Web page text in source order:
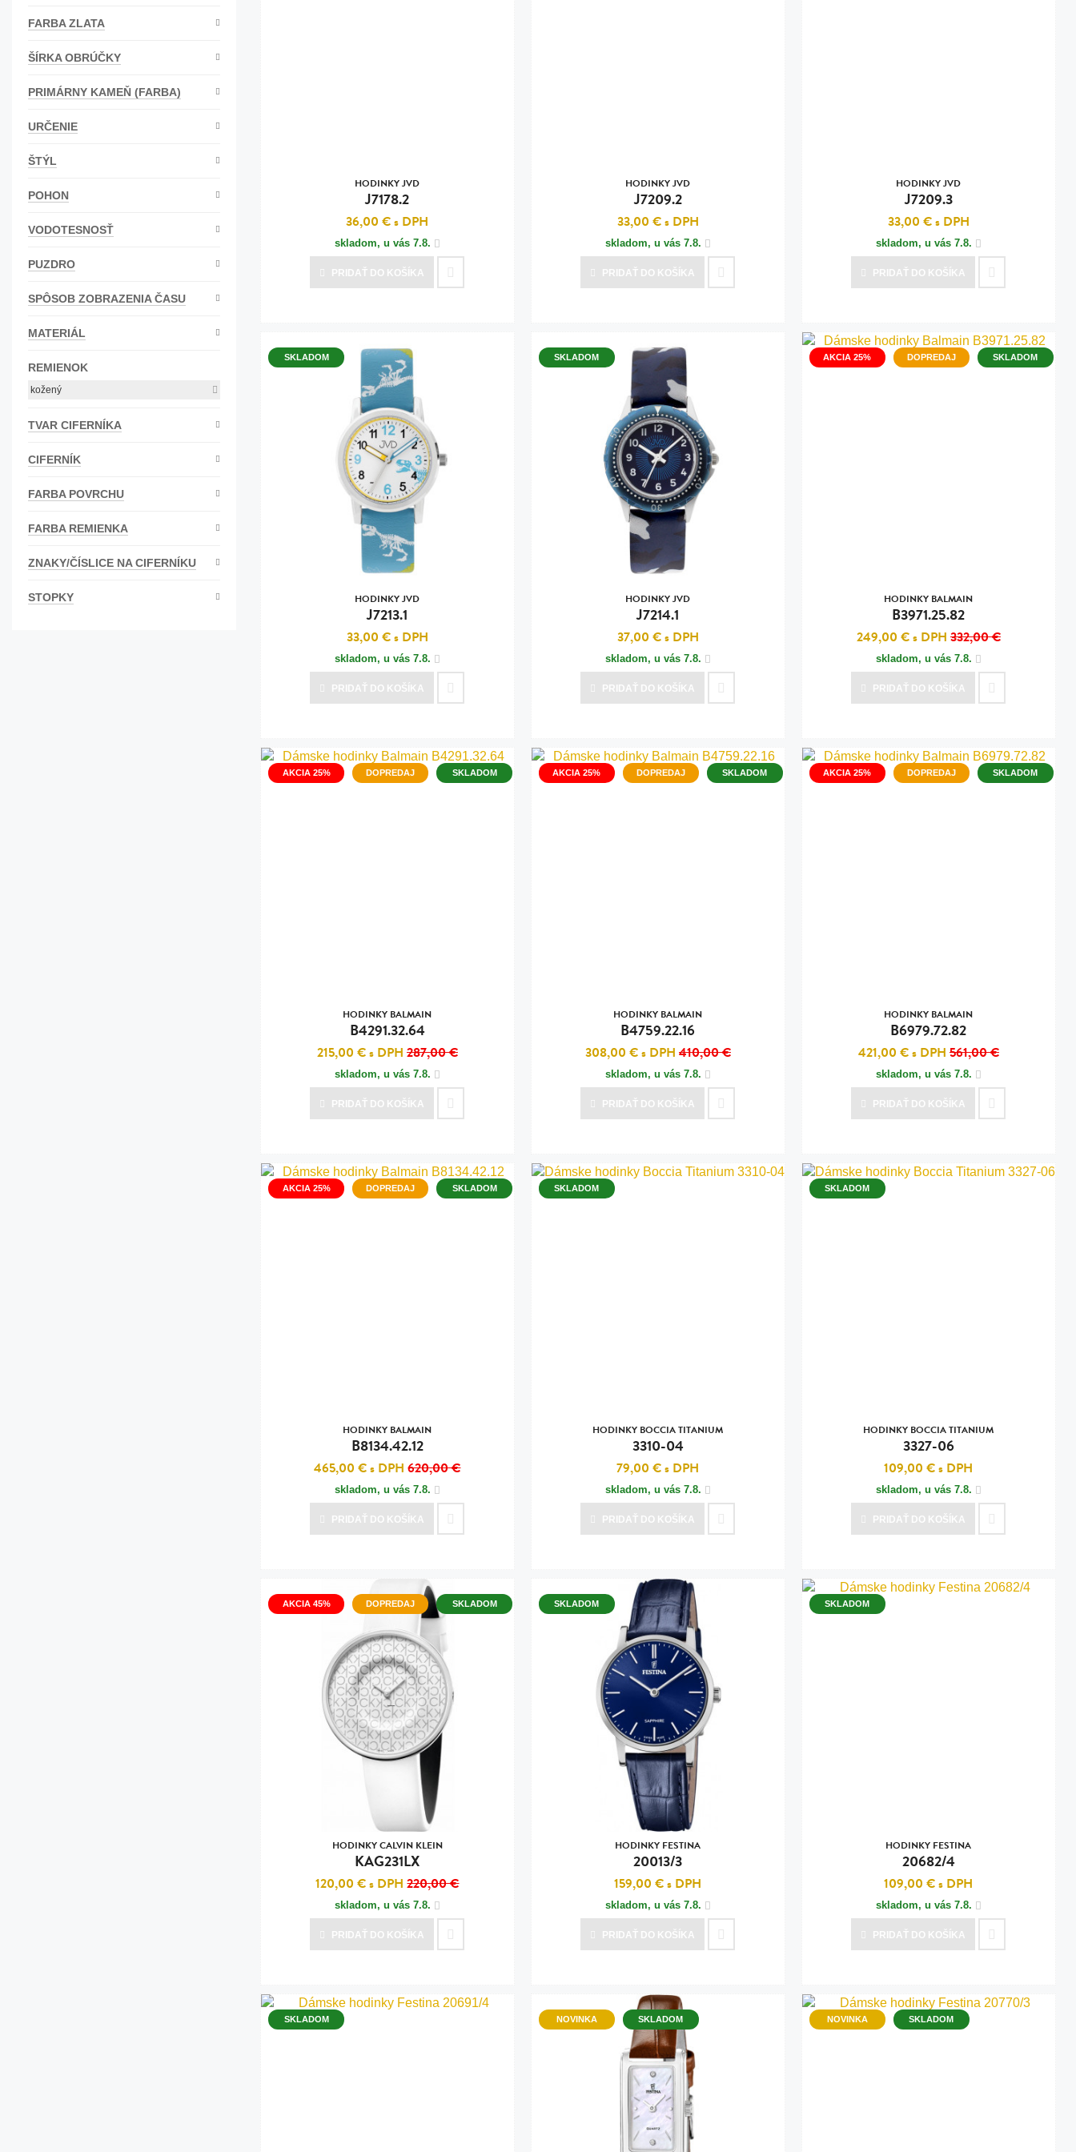
Balmain
(6)
Pierre Cardin
(1)
FARBA ZLATA
ŠÍRKA OBRÚČKY
PRIMÁRNY KAMEŇ (FARBA)
URČENIE
ŠTÝL
POHON
VODOTESNOSŤ
PUZDRO
SPÔSOB ZOBRAZENIA ČASU
MATERIÁL
REMIENOK
kožený
TVAR CIFERNÍKA
CIFERNÍK
FARBA POVRCHU
FARBA REMIENKA
ZNAKY/ČÍSLICE NA CIFERNÍKU
STOPKY
HODINKY JVD
J7178.2
36,00 €s DPH
skladom, u vás 7.8.
PRIDAŤ DO KOŠÍKA
HODINKY JVD
J7209.2
33,00 €s DPH
skladom, u vás 7.8.
PRIDAŤ DO KOŠÍKA
HODINKY JVD
J7209.3
33,00 €s DPH
skladom, u vás 7.8.
PRIDAŤ DO KOŠÍKA
SKLADOM
HODINKY JVD
J7213.1
33,00 €s DPH
skladom, u vás 7.8.
PRIDAŤ DO KOŠÍKA
SKLADOM
HODINKY JVD
J7214.1
37,00 €s DPH
skladom, u vás 7.8.
PRIDAŤ DO KOŠÍKA
AKCIA 25% DOPREDAJ SKLADOM
HODINKY BALMAIN
B3971.25.82
249,00 €s DPH 332,00 €
skladom, u vás 7.8.
PRIDAŤ DO KOŠÍKA
AKCIA 25% DOPREDAJ SKLADOM
HODINKY BALMAIN
B4291.32.64
215,00 €s DPH 287,00 €
skladom, u vás 7.8.
PRIDAŤ DO KOŠÍKA
AKCIA 25% DOPREDAJ SKLADOM
HODINKY BALMAIN
B4759.22.16
308,00 €s DPH 410,00 €
skladom, u vás 7.8.
PRIDAŤ DO KOŠÍKA
AKCIA 25% DOPREDAJ SKLADOM
HODINKY BALMAIN
B6979.72.82
421,00 €s DPH 561,00 €
skladom, u vás 7.8.
PRIDAŤ DO KOŠÍKA
AKCIA 25% DOPREDAJ SKLADOM
HODINKY BALMAIN
B8134.42.12
465,00 €s DPH 620,00 €
skladom, u vás 7.8.
PRIDAŤ DO KOŠÍKA
SKLADOM
HODINKY BOCCIA TITANIUM
3310-04
79,00 €s DPH
skladom, u vás 7.8.
PRIDAŤ DO KOŠÍKA
SKLADOM
HODINKY BOCCIA TITANIUM
3327-06
109,00 €s DPH
skladom, u vás 7.8.
PRIDAŤ DO KOŠÍKA
AKCIA 45% DOPREDAJ SKLADOM
HODINKY CALVIN KLEIN
KAG231LX
120,00 €s DPH 220,00 €
skladom, u vás 7.8.
PRIDAŤ DO KOŠÍKA
SKLADOM
HODINKY FESTINA
20013/3
159,00 €s DPH
skladom, u vás 7.8.
PRIDAŤ DO KOŠÍKA
SKLADOM
HODINKY FESTINA
20682/4
109,00 €s DPH
skladom, u vás 7.8.
PRIDAŤ DO KOŠÍKA
SKLADOM NOVINKA SKLADOM NOVINKA SKLADOM